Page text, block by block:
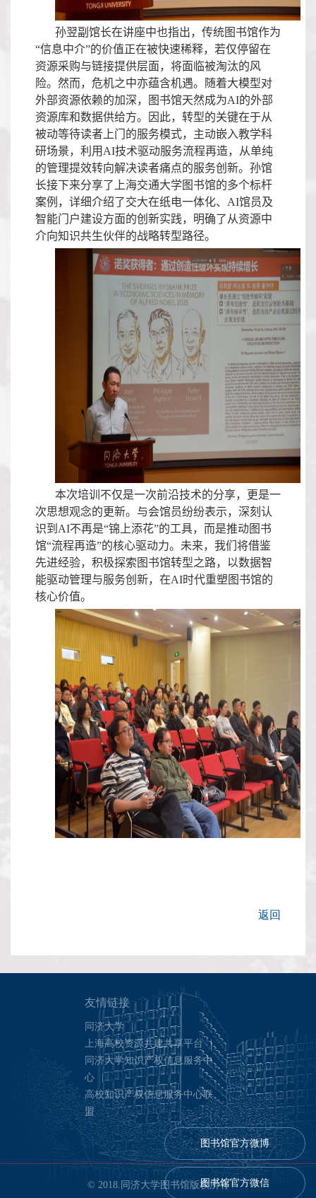
孙翌副馆长在讲座中也指出，传统图书馆作为
“信息中介”的价值正在被快速稀释，若仅停留在
资源采购与链接提供层面，将面临被淘汰的风
险。然而，危机之中亦蕴含机遇。随着大模型对
外部资源依赖的加深，图书馆天然成为AI的外部
资源库和数据供给方。因此，转型的关键在于从
被动等待读者上门的服务模式，主动嵌入教学科
研场景，利用 AI技术驱动服务流程再造，从单纯
的管理提效转向解决读者痛点的服务创新。孙馆
长接下来分享了上海交通大学图书馆的多个标杆
案例，详细介绍了交大在纸电一体化、 AI馆员及
智能门户建设方面的创新实践，明确了从资源中
介向知识共生伙伴的战略转型路径。
本次培训不仅是一次前沿技术的分享，更是一
次思想观念的更新。与会馆员纷纷表示，深刻认
识到 AI不再是“锦上添花”的工具，而是推动图书
馆“流程再造”的核心驱动力。未来，我们将借鉴
先进经验，积极探索图书馆转型之路，以数据智
能驱动管理与服务创新，在AI时代重塑图书馆的
核心价值。
返回
友情链接
同济大学
上海高校资源共建共享平台
|
同济大学知识产权信息服务中
心
高校知识产权信息服务中心联
盟
图书馆官方微博
图书馆官方微信
© 2018.同济大学图书馆版权所有